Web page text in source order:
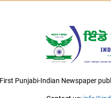
Punjabi-Indian Newspaper